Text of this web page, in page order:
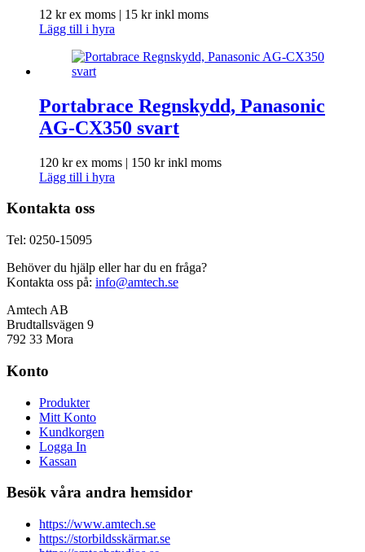
12 krex moms | 15 krinkl moms
Lägg till i hyra
Portabrace Regnskydd, Panasonic
AG-CX350 svart
120 krex moms | 150 krinkl moms
Lägg till i hyra
Kontakta oss
Tel: 0250-15095
Behöver du hjälp eller har du en fråga?
Kontakta oss på: info@amtech.se
Amtech AB
Brudtallsvägen 9
792 33 Mora
Konto
Produkter
Mitt Konto
Kundkorgen
Logga In
Kassan
Besök våra andra hemsidor
https://www.amtech.se
https://storbildsskärmar.se